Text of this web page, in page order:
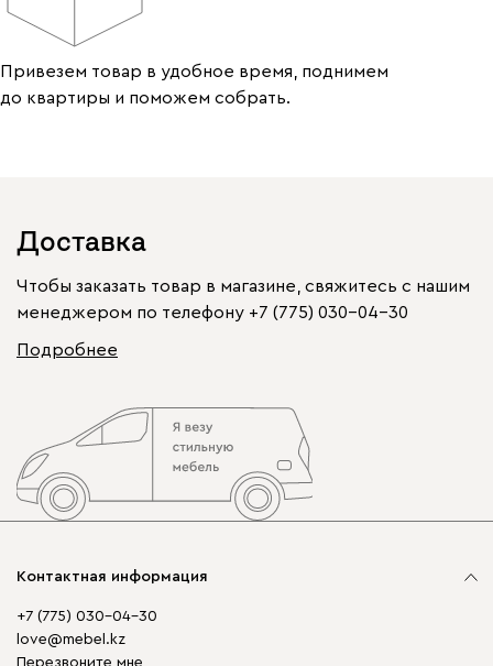
Привезем товар в удобное время, поднимем
до квартиры и поможем собрать.
Доставка
Чтобы заказать товар в магазине, свяжитесь с нашим
менеджером по телефону +7 (775) 030-04-30
Подробнее
Контактная информация
+7 (775) 030-04-30
love@mebel.kz